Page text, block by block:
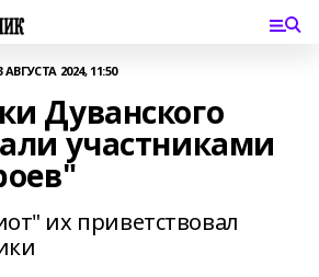
АВГУСТА 2024, 11:50
Дуванского
участниками
их приветствовал